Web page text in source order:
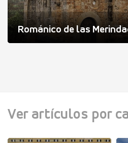
Románico de las
Ver artículos por